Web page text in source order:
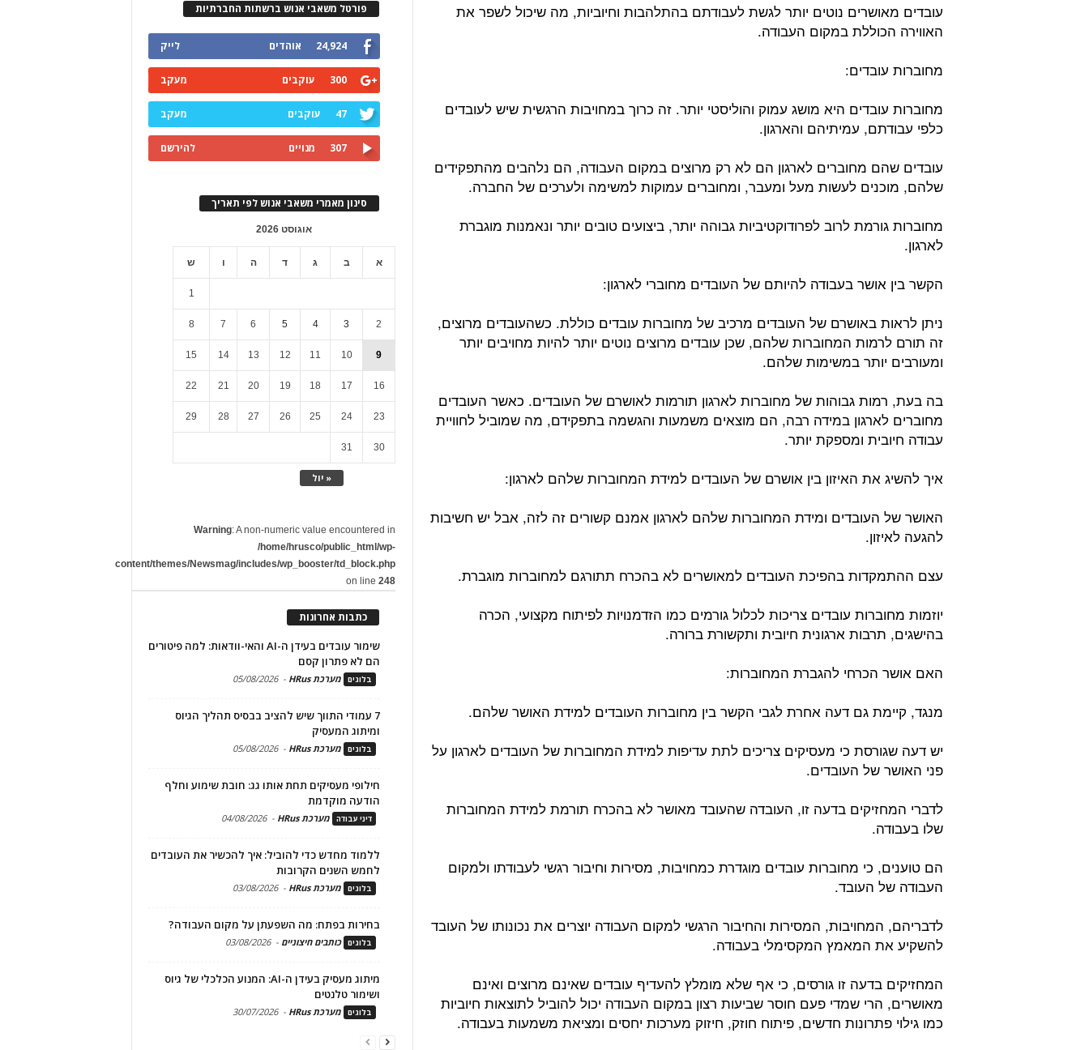
עובדים מאושרים נוטים יותר לגשת לעבודתם בהתלהבות וחיוביות, מה שיכול לשפר את
האווירה הכוללת במקום העבודה.
מחוברות עובדים:
מחוברות עובדים היא מושג עמוק והוליסטי יותר. זה כרוך במחויבות הרגשית שיש לעובדים
כלפי עבודתם, עמיתיהם והארגון.
עובדים שהם מחוברים לארגון הם לא רק מרוצים במקום העבודה, הם נלהבים מהתפקידים
שלהם, מוכנים לעשות מעל ומעבר, ומחוברים עמוקות למשימה ולערכים של החברה.
מחוברות גורמת לרוב לפרודוקטיביות גבוהה יותר, ביצועים טובים יותר ונאמנות מוגברת
לארגון.
הקשר בין אושר בעבודה להיותם של העובדים מחוברי לארגון:
ניתן לראות באושרם של העובדים מרכיב של מחוברות עובדים כוללת. כשהעובדים מרוצים,
זה תורם לרמות המחוברות שלהם, שכן עובדים מרוצים נוטים יותר להיות מחויבים יותר
ומעורבים יותר במשימות שלהם.
בה בעת, רמות גבוהות של מחוברות לארגון תורמות לאושרם של העובדים. כאשר העובדים
מחוברים לארגון במידה רבה, הם מוצאים משמעות והגשמה בתפקידם, מה שמוביל לחוויית
עבודה חיובית ומספקת יותר.
איך להשיג את האיזון בין אושרם של העובדים למידת המחוברות שלהם לארגון:
האושר של העובדים ומידת המחוברות שלהם לארגון אמנם קשורים זה לזה, אבל יש חשיבות
להגעה לאיזון.
עצם ההתמקדות בהפיכת העובדים למאושרים לא בהכרח תתורגם למחוברות מוגברת.
יוזמות מחוברות עובדים צריכות לכלול גורמים כמו הזדמנויות לפיתוח מקצועי, הכרה
בהישגים, תרבות ארגונית חיובית ותקשורת ברורה.
האם אושר הכרחי להגברת המחוברות:
מנגד, קיימת גם דעה אחרת לגבי הקשר בין מחוברות העובדים למידת האושר שלהם.
יש דעה שגורסת כי מעסיקים צריכים לתת עדיפות למידת המחוברות של העובדים לארגון על
פני האושר של העובדים.
לדברי המחזיקים בדעה זו, העובדה שהעובד מאושר לא בהכרח תורמת למידת המחוברות
שלו בעבודה.
הם טוענים, כי מחוברות עובדים מוגדרת כמחויבות, מסירות וחיבור רגשי לעבודתו ולמקום
העבודה של העובד.
לדבריהם, המחויבות, המסירות והחיבור הרגשי למקום העבודה יוצרים את נכונותו של העובד
להשקיע את המאמץ המקסימלי בעבודה.
המחזיקים בדעה זו גורסים, כי אף שלא מומלץ להעדיף עובדים שאינם מרוצים ואינם
מאושרים, הרי שמדי פעם חוסר שביעות רצון במקום העבודה יכול להוביל לתוצאות חיוביות
כמו גילוי פתרונות חדשים, פיתוח חוזק, חיזוק מערכות יחסים ומציאת משמעות בעבודה.
פורטל משאבי אנוש ברשתות החברתיות
24,924 אוהדים לייק
300 עוקבים מעקב
47 עוקבים מעקב
307 מנויים להירשם
סינון מאמרי משאבי אנוש לפי תאריך
אוגוסט 2026
א ב ג ד ה ו ש
« יול
1
2
3
4
5
6
7
8
9
10
11
12
13
14
15
16
17
18
19
20
21
22
23
24
25
26
27
28
29
30
31
Warning: A non-numeric value encountered in
/home/hrusco/public_html/wp-
content/themes/Newsmag/includes/wp_booster/td_block.php
on line248
כתבות אחרונות
שימור עובדים בעידן ה-AI והאי-וודאות: למה פיטורים
הם לא פתרון קסם
בלוגים מערכת HRus -
05/08/2026
7 עמודי התווך שיש להציב בבסיס תהליך הגיוס
ומיתוג המעסיק
בלוגים מערכת HRus -
05/08/2026
חילופי מעסיקים תחת אותו גג: חובת שימוע וחלף
הודעה מוקדמת
דיני עבודה מערכת HRus -
04/08/2026
ללמוד מחדש כדי להוביל: איך להכשיר את העובדים
לחמש השנים הקרובות
בלוגים מערכת HRus -
03/08/2026
בחירות בפתח: מה השפעתן על מקום העבודה?
בלוגים כותבים חיצוניים -
03/08/2026
מיתוג מעסיק בעידן ה-AI: המנוע הכלכלי של גיוס
ושימור טלנטים
בלוגים מערכת HRus -
30/07/2026